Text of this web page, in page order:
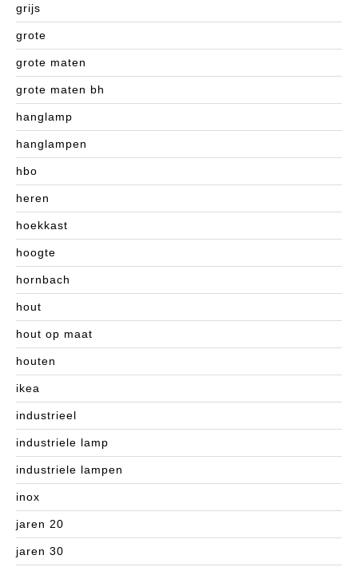
grijs
grote
grote maten
grote maten bh
hanglamp
hanglampen
hbo
heren
hoekkast
hoogte
hornbach
hout
hout op maat
houten
ikea
industrieel
industriele lamp
industriele lampen
inox
jaren 20
jaren 30